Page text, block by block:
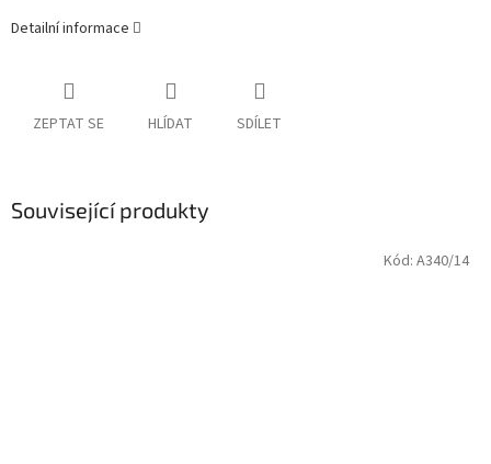
Detailní informace
ZEPTAT SE HLÍDAT SDÍLET
Související produkty
Kód: A340/14